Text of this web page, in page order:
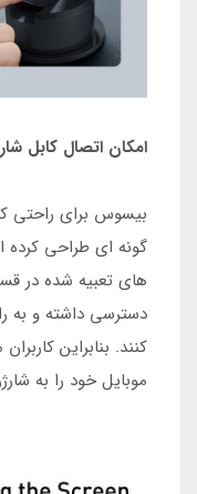
امکان اتصال کابل
بیسوس برای راحتی
گونه ای طراحی کرده
های تعبیه شده در
دسترسی داشته و به
کنند. بنابراین
موبایل خود را به